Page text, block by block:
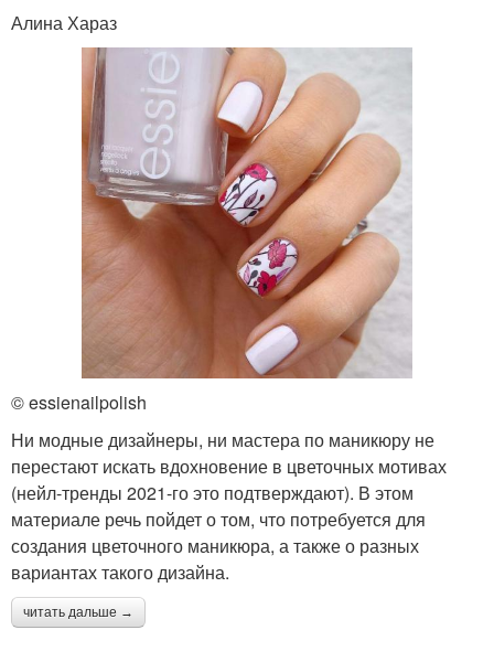
Алина Хараз
© essienailpolish
Ни модные дизайнеры, ни мастера по маникюру не
перестают искать вдохновение в цветочных мотивах
(нейл-тренды 2021-го это подтверждают). В этом
материале речь пойдет о том, что потребуется для
создания цветочного маникюра, а также о разных
вариантах такого дизайна.
читать дальше →